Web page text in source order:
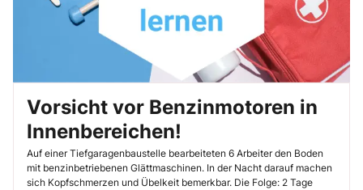
Vorsicht vor Benzinmotoren in
Innenbereichen!
Auf einer Tiefgaragenbaustelle bearbeiteten 6 Arbeiter den Boden
mit benzinbetriebenen Glättmaschinen. In der Nacht darauf machen
sich Kopfschmerzen und Übelkeit bemerkbar. Die Folge: 2 Tage